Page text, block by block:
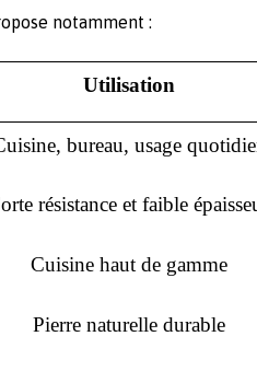
notamment :
Utilisation
bureau, usage
résistance et faible
Cuisine haut de gamme
Pierre naturelle durable